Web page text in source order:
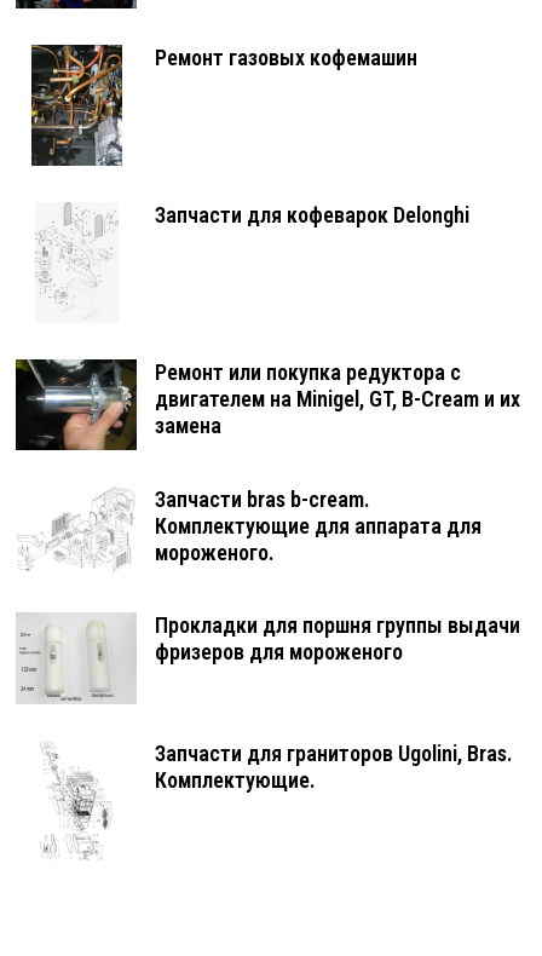
Ремонт газовых кофемашин
Запчасти для кофеварок Delonghi
Ремонт или покупка редуктора с
двигателем на Minigel, GT, B-Cream и их
замена
Запчасти bras b-cream.
Комплектующие для аппарата для
мороженого.
Прокладки для поршня группы выдачи
фризеров для мороженого
Запчасти для граниторов Ugolini, Bras.
Комплектующие.